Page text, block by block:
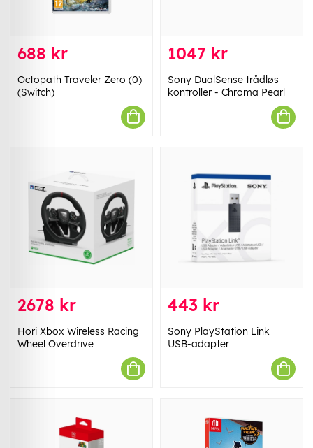
688 kr
Octopath Traveler Zero (0)
(Switch)
1047 kr
Sony DualSense trådløs
kontroller - Chroma Pearl
2678 kr
Hori Xbox Wireless Racing
Wheel Overdrive
443 kr
Sony PlayStation Link
USB-adapter